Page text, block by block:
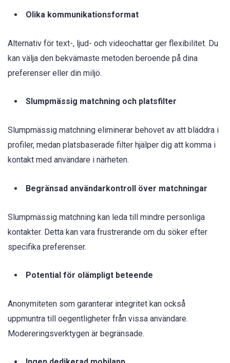
Olika kommunikationsformat
Alternativ för text-, ljud- och videochattar ger flexibilitet. Du
kan välja den bekvämaste metoden beroende på dina
preferenser eller din miljö.
Slumpmässig matchning och platsfilter
Slumpmässig matchning eliminerar behovet av att bläddra i
profiler, medan platsbaserade filter hjälper dig att komma i
kontakt med användare i närheten.
Begränsad användarkontroll över matchningar
Slumpmässig matchning kan leda till mindre personliga
kontakter. Detta kan vara frustrerande om du söker efter
specifika preferenser.
Potential för olämpligt beteende
Anonymiteten som garanterar integritet kan också
uppmuntra till oegentligheter från vissa användare.
Modereringsverktygen är begränsade.